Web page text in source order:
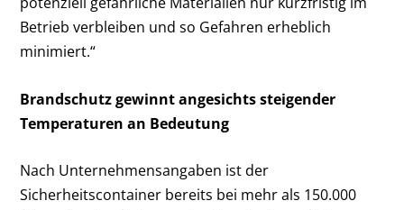
Betrieb verbleiben und so Gefahren erheblich
minimiert.“
Brandschutz gewinnt angesichts steigender
Temperaturen an Bedeutung
Nach Unternehmensangaben ist der
Sicherheitscontainer bereits bei mehr als 150.000